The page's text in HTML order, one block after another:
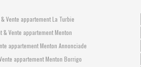
Vente appartement La Turbie
& Vente appartement Menton
appartement Menton Annonciade
appartement Menton Borrigo